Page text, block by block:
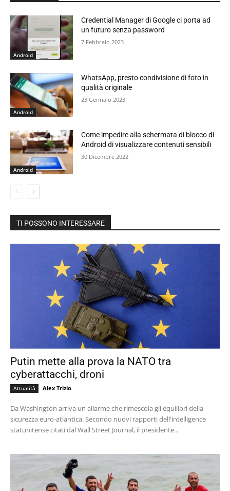
Android
Credential Manager di Google ci porta ad
un futuro senza password
7 Febbraio 2023
Android
WhatsApp, presto condivisione di foto in
qualità originale
23 Gennaio 2023
Android
Come impedire alla schermata di blocco di
Android di visualizzare contenuti sensibili
30 Dicembre 2022
TI POSSONO INTERESSARE
Putin mette alla prova la NATO tra
cyberattacchi, droni
Attualità Alex Trizio
Da Washington arriva un allarme che rimescola gli equilibri della
sicurezza euro-atlantica. Secondo nuovi rapporti dell'intelligence
statunitense citati dal Wall Street Journal, il presidente...